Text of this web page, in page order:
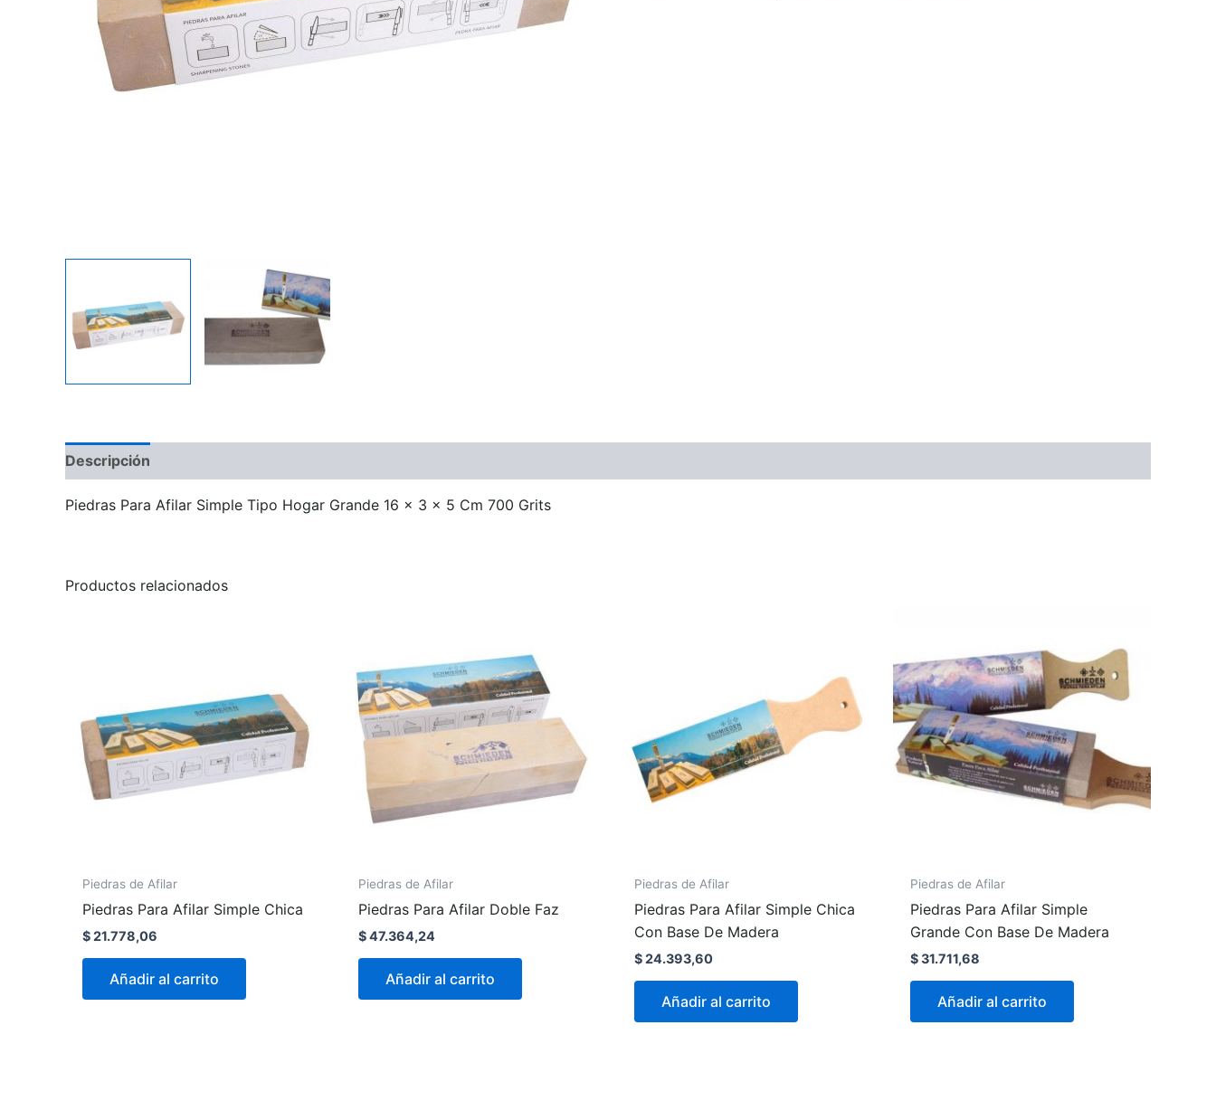
Descripción
Piedras Para Afilar Simple Tipo Hogar Grande 16 x 3 x 5 Cm 700 Grits
Productos relacionados
Piedras de Afilar
Piedras Para Afilar Simple Chica
$21.778,06
Añadir al carrito
Piedras de Afilar
Piedras Para Afilar Doble Faz
$47.364,24
Añadir al carrito
Piedras de Afilar
Piedras Para Afilar Simple Chica
Con Base De Madera
$24.393,60
Añadir al carrito
Piedras de Afilar
Piedras Para Afilar Simple
Grande Con Base De Madera
$31.711,68
Añadir al carrito